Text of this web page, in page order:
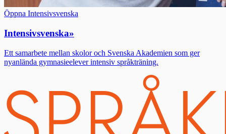
Öppna Intensivsvenska
Intensivsvenska»
Ett samarbete mellan skolor och Svenska Akademien som ger
nyanlända gymnasieelever intensiv språkträning.